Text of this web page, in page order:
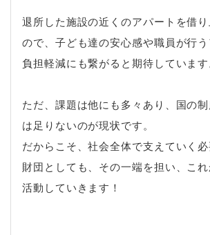
退所した施設の近くのアパートを借
ので、子ども達の安心感や職員が行
負担軽減にも繋がると期待しています
ただ、課題は他にも多々あり、国の
は足りないのが現状です。
だからこそ、社会全体で支えていく必
財団としても、その一端を担い、こ
活動していきます！